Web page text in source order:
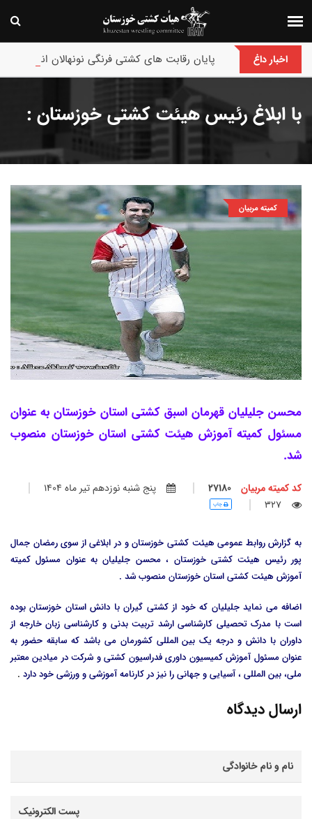
اخبار داغ پایان رقابت های کشتی فرنگی نونهالان انتخابی و
با ابلاغ رئیس هیئت کشتی خوزستان :
کمیته مربیان
محسن جلیلیان قهرمان اسبق کشتی استان خوزستان به عنوان
مسئول کمیته آموزش هیئت کشتی استان خوزستان منصوب
شد.
کد کمیته مربیان
پنج شنبه نوزدهم تير ماه 1404
327
چاپ
به گزارش روابط عمومی هیئت کشتی خوزستان و در ابلاغی از سوی رمضان جمال
پور رئیس هیئت کشتی خوزستان ، محسن جلیلیان به عنوان مسئول کمیته
آموزش هیئت کشتی استان خوزستان منصوب شد .
اضافه می نماید جلیلیان که خود از کشتی گیران با دانش استان خوزستان بوده
است با مدرک تحصیلی کارشناسی ارشد تربیت بدنی و کارشناسی زبان خارجه از
داوران با دانش و درجه یک بین المللی کشورمان می باشد که سابقه حضور به
عنوان مسئول آموزش کمیسیون داوری فدراسیون کشتی و شرکت در میادین معتبر
ملی، بین المللی ، آسیایی و جهانی را نیز در کارنامه آموزشی و ورزشی خود دارد .
ارسال دیدگاه